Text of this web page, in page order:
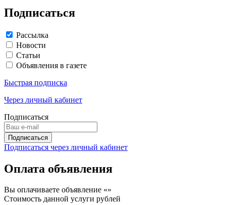
Подписаться
Рассылка
Новости
Статьи
Объявления в газете
Быстрая подписка
Через личный кабинет
Подписаться
Подписаться через личный кабинет
Оплата объявления
Вы оплачиваете объявление «»
Стоимость данной услуги рублей